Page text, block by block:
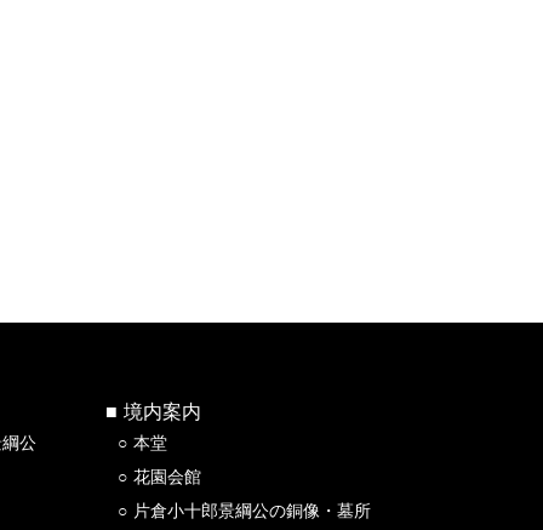
公
境内案内
本堂
花園会館
片倉小十郎景綱公の銅像・墓所